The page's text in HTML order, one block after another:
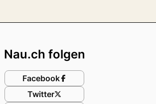
Nau.ch folgen
Facebook
Twitter